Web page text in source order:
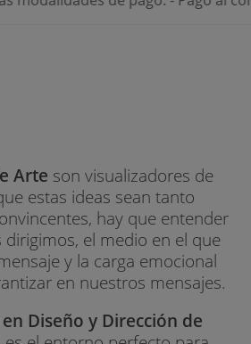
Arte son visualizadores de
estas ideas sean tanto
hay que entender
el medio en el que
y la carga emocional
en nuestros mensajes.
Diseño y Dirección de